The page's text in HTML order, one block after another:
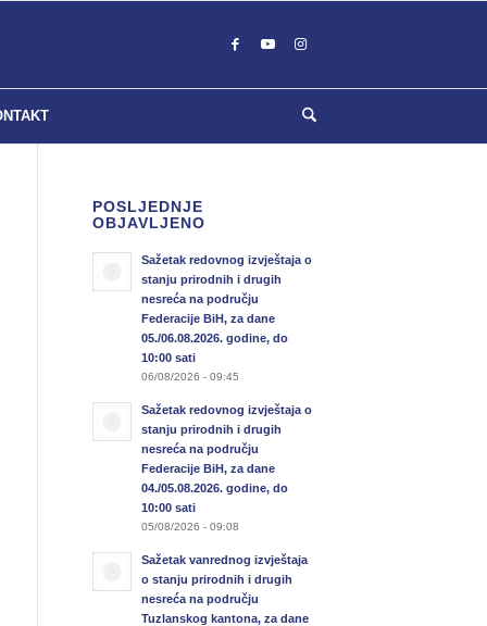
POSLJEDNJE
OBJAVLJENO
Sažetak redovnog izvještaja o
stanju prirodnih i drugih
nesreća na području
Federacije BiH, za dane
05./06.08.2026. godine, do
10:00 sati
06/08/2026 - 09:45
Sažetak redovnog izvještaja o
stanju prirodnih i drugih
nesreća na području
Federacije BiH, za dane
04./05.08.2026. godine, do
10:00 sati
05/08/2026 - 09:08
Sažetak vanrednog izvještaja
o stanju prirodnih i drugih
nesreća na području
Tuzlanskog kantona, za dane